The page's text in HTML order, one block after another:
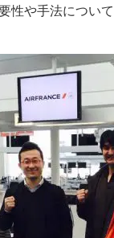
性や手法につい